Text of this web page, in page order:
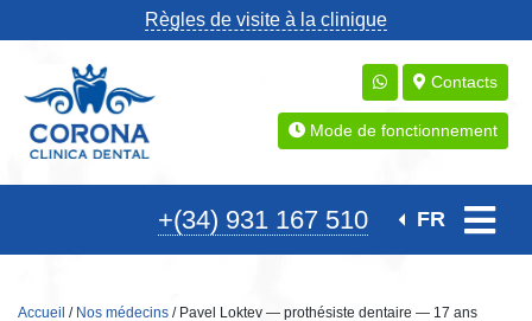
Règles de visite à la clinique
Contacts
Mode de fonctionnement
+(34) 931 167 510 FR
Accueil / Nos médecins / Pavel Loktev — prothésiste dentaire — 17 ans